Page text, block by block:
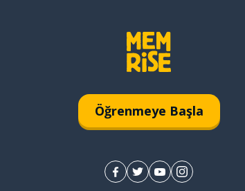
Öğrenmeye Başla